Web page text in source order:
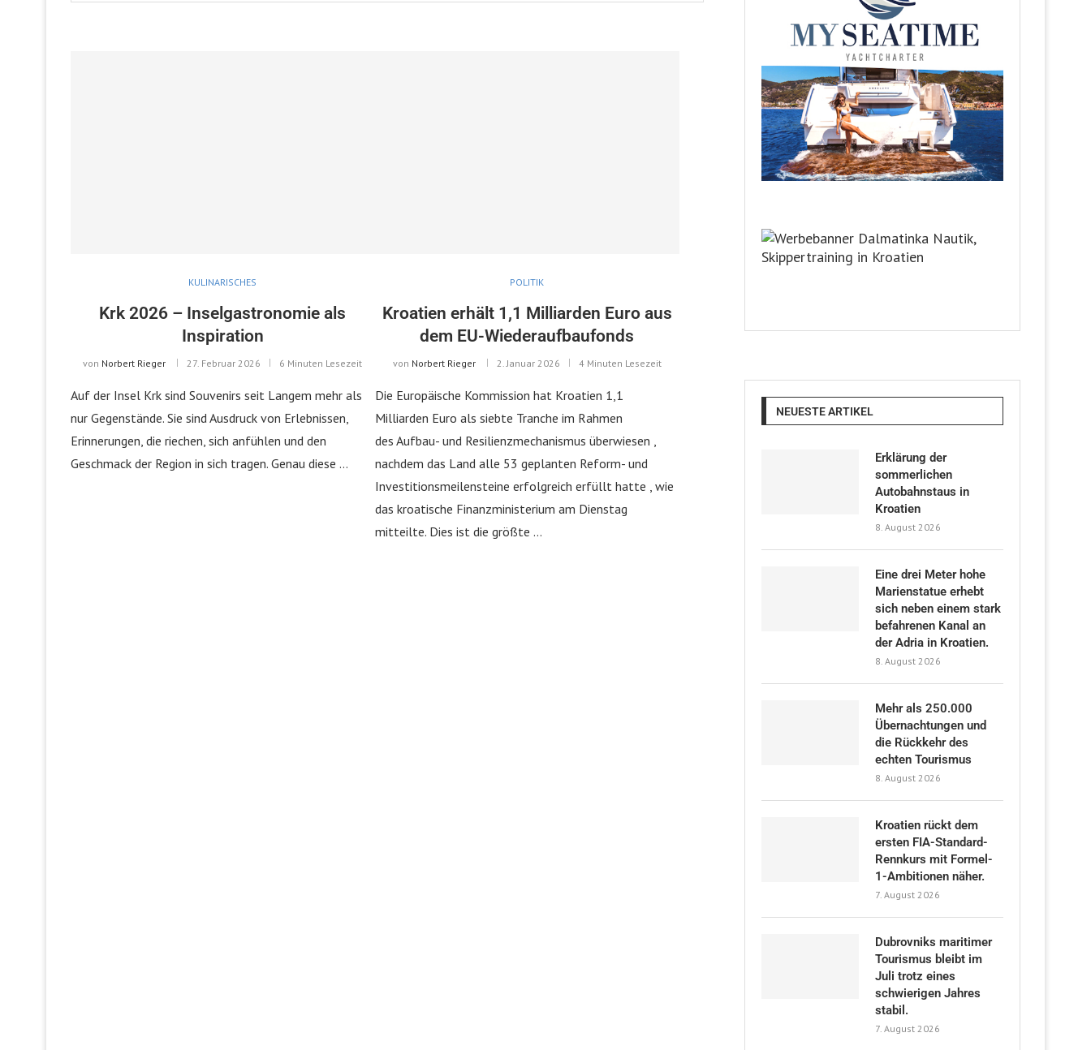
KULINARISCHES
Krk 2026 – Inselgastronomie als
Inspiration
von Norbert Rieger 27. Februar 2026 6 Minuten Lesezeit
Auf der Insel Krk sind Souvenirs seit Langem mehr als
nur Gegenstände. Sie sind Ausdruck von Erlebnissen,
Erinnerungen, die riechen, sich anfühlen und den
Geschmack der Region in sich tragen. Genau diese …
POLITIK
Kroatien erhält 1,1 Milliarden Euro aus
dem EU-Wiederaufbaufonds
von Norbert Rieger 2. Januar 2026 4 Minuten Lesezeit
Die Europäische Kommission hat Kroatien 1,1
Milliarden Euro als siebte Tranche im Rahmen
des Aufbau- und Resilienzmechanismus überwiesen ,
nachdem das Land alle 53 geplanten Reform- und
Investitionsmeilensteine ​​erfolgreich erfüllt hatte , wie
das kroatische Finanzministerium am Dienstag
mitteilte. Dies ist die größte …
NEUESTE ARTIKEL
Erklärung der
sommerlichen
Autobahnstaus in
Kroatien
8. August 2026
Eine drei Meter hohe
Marienstatue erhebt
sich neben einem stark
befahrenen Kanal an
der Adria in Kroatien.
8. August 2026
Mehr als 250.000
Übernachtungen und
die Rückkehr des
echten Tourismus
8. August 2026
Kroatien rückt dem
ersten FIA-Standard-
Rennkurs mit Formel-
1-Ambitionen näher.
7. August 2026
Dubrovniks maritimer
Tourismus bleibt im
Juli trotz eines
schwierigen Jahres
stabil.
7. August 2026